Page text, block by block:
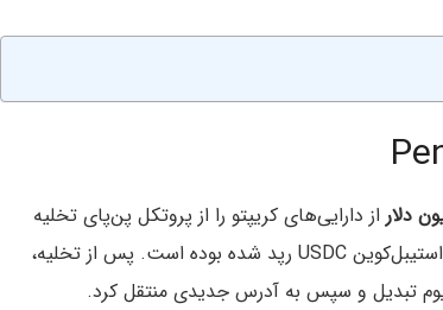
از دارایی‌های کریپتو را از پروتکل پن‌پای تخلیه
کند. این دارایی‌ها شامل انواع مختلف اتر، sUSDE از اتنا و استیبل‌کوین USDC رپد شده بوده است. پس از تخلیه،